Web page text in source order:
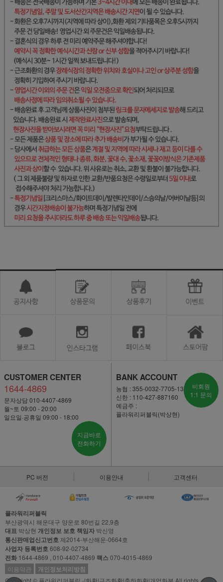
CUSTOMER CENTER
1644-4869
문자상담 010-4407-4869
월~토 09:00 - 20:00
일요일·공휴일 09:00 - 18:00
지금바로
전화하기
BANK ACCOUNT
농협 : 355-0032-7705-13
신한 : 110-427-887160
예금주 :
플라워리퍼블릭(박상현)
비회원
1:1 문의
PC 버전 이용안내 고객센터
플라워리퍼블릭
부산광역시 해운대구 양운로 80번길 22,9층
대표 박상현 개인정보 보호 책임자 박신영
통신판매업신고번호제2014-부산해운-0664호
사업자 등록번호608-92-02734
전화 1644-4869 , 010-4407-4869 팩스070-4015-4869
이용약관
개인정보처리방침